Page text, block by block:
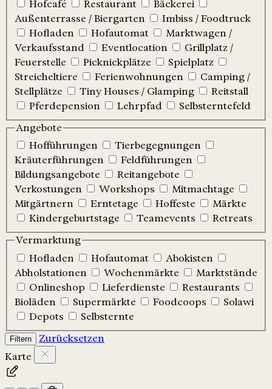
Hofcafé Restaurant
Bäckerei
Außenterrasse / Biergarten
Imbiss / Foodtruck
Hofladen
Hofautomat
Marktwagen /
Verkaufsstand
Eventlocation
Grillplatz /
Feuerstelle
Picknickplätze
Spielplatz
Streicheltiere
Ferienwohnungen
Camping /
Stellplätze
Tiny Houses / Glamping
Reitstall
Pferdepension
Lehrpfad
Selbsterntefeld
Angebote
Hofführungen
Tierbegegnungen
Kräuterführungen
Feldführungen
Bildungsangebote
Reitangebote
Verkostungen
Workshops
Mitmachtage
Mitgärtnern
Erntetage Hoffeste
Märkte
Kindergeburtstage
Teamevents
Retreats
Vermarktung
Hofladen
Hofautomat
Abokisten
Abholstationen
Wochenmärkte
Marktstände
Onlineshop
Lieferdienste
Restaurants
Bioläden
Supermärkte Foodcoops
Solawi
Depots
Selbsternte
Filtern
Zurücksetzen
Karte